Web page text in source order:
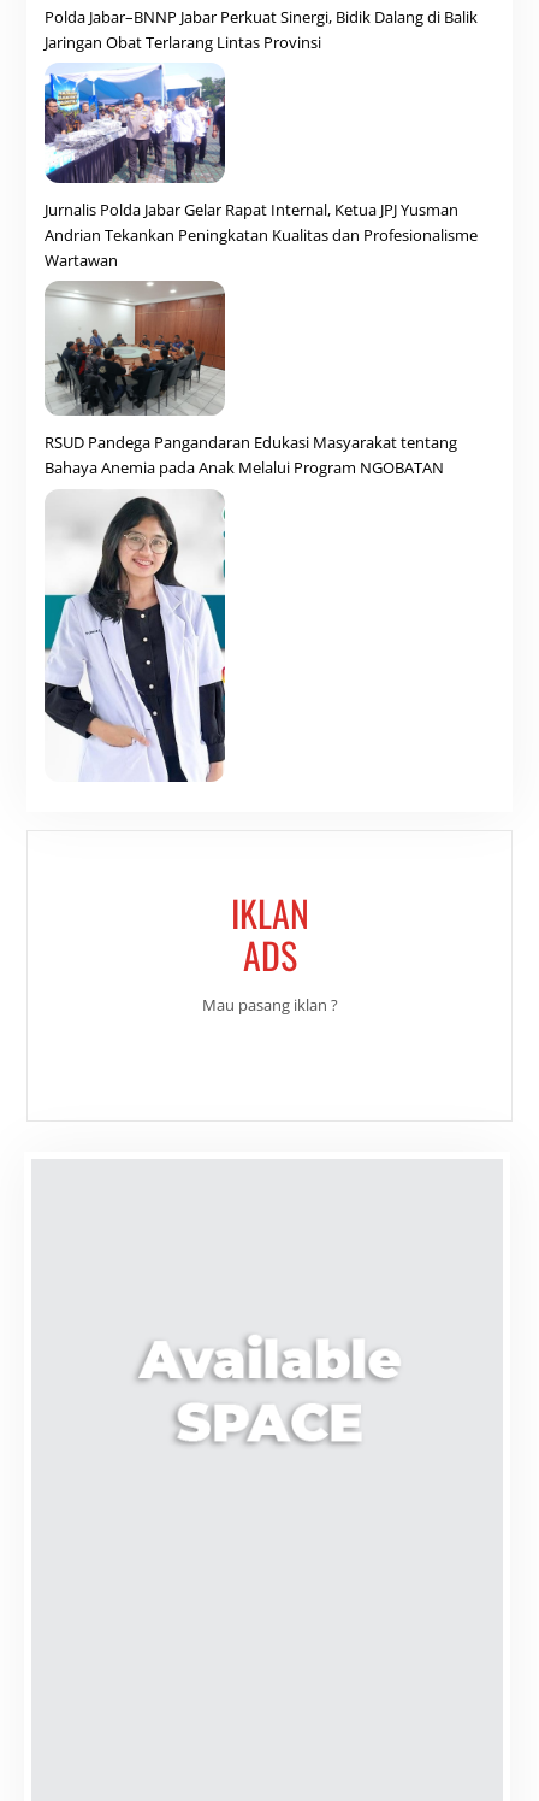
Polda Jabar–BNNP Jabar Perkuat Sinergi, Bidik Dalang di Balik
Jaringan Obat Terlarang Lintas Provinsi
Jurnalis Polda Jabar Gelar Rapat Internal, Ketua JPJ Yusman
Andrian Tekankan Peningkatan Kualitas dan Profesionalisme
Wartawan
RSUD Pandega Pangandaran Edukasi Masyarakat tentang
Bahaya Anemia pada Anak Melalui Program NGOBATAN
IKLAN
ADS
Mau pasang iklan ?